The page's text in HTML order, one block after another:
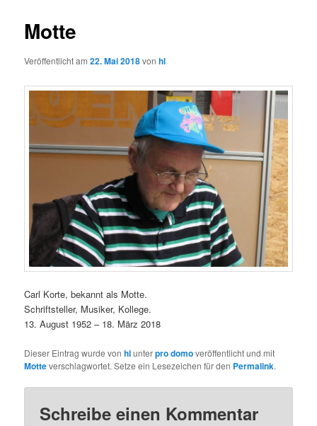
Motte
Veröffentlicht am22. Mai 2018vonhl
Carl Korte, bekannt als Motte.
Schriftsteller, Musiker, Kollege.
13. August 1952 – 18. März 2018
Dieser Eintrag wurde vonhlunterpro domoveröffentlicht und mit
Motteverschlagwortet. Setze ein Lesezeichen für den Permalink.
Schreibe einen Kommentar